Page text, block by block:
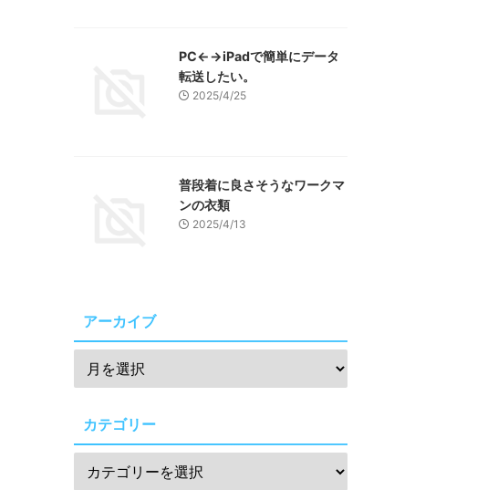
PC←→iPadで簡単にデータ
転送したい。
2025/4/25
普段着に良さそうなワークマ
ンの衣類
2025/4/13
アーカイブ
カテゴリー